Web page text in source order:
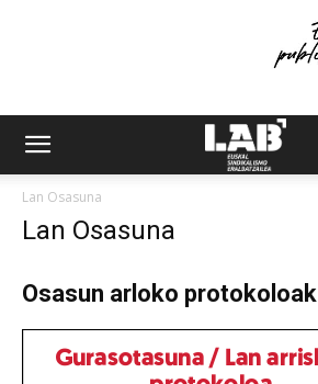
Lan Osasuna
Lan Osasuna
Osasun arloko protokoloak